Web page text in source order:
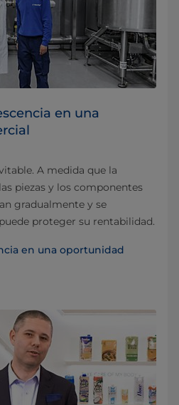
en una
A medida que la
piezas y los componentes
gradualmente y se
proteger su rentabilidad.
en una oportunidad